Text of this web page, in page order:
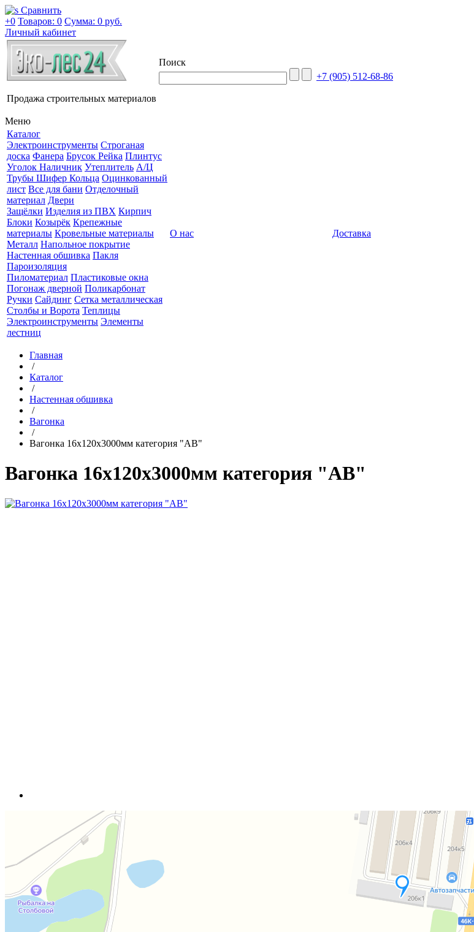
Сравнить
+0 Товаров: 0 Сумма: 0 руб.
Личный кабинет
Продажа строительных материалов
Поиск
+7 (905) 512-68-86
Меню
Каталог
Электроинструменты Строганая
доска Фанера Брусок Рейка Плинтус
Уголок Наличник Утеплитель А/Ц
Трубы Шифер Кольца Оцинкованный
лист Все для бани Отделочный
материал Двери
Защёлки Изделия из ПВХ Кирпич
Блоки Козырёк Крепежные
материалы Кровельные материалы
Металл Напольное покрытие
Настенная обшивка Пакля
Пароизоляция
Пиломатериал Пластиковые окна
Погонаж дверной Поликарбонат
Ручки Сайдинг Сетка металлическая
Столбы и Ворота Теплицы
Электроинструменты Элементы
лестниц
О нас Доставка
Главная
/
Каталог
/
Настенная обшивка
/
Вагонка
/
Вагонка 16х120х3000мм категория "АВ"
Вагонка 16х120х3000мм категория "АВ"